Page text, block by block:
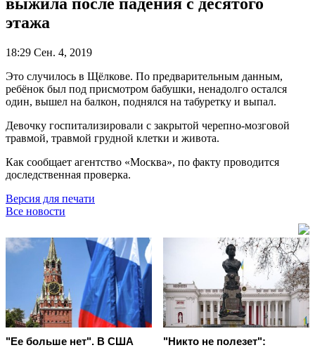
этажа
18:29 Сен. 4, 2019
Это случилось в Щёлкове. По предварительным данным,
ребёнок был под присмотром бабушки, ненадолго остался
один, вышел на балкон, поднялся на табуретку и выпал.
Девочку госпитализировали с закрытой черепно-мозговой
травмой, травмой грудной клетки и живота.
Как сообщает агентство «Москва», по факту проводится
доследственная проверка.
Версия для печати
Все новости
"Ее больше нет". В США
"Никто не полезет":